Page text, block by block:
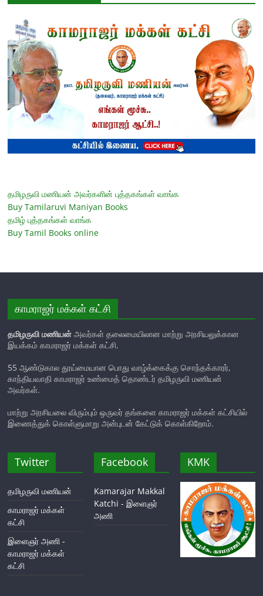
தமிழருவி மணியன் அவர்களின் புத்தகங்கள் வாங்க
Buy Tamilaruvi Maniyan Books
தமிழ் புத்தகங்கள் வாங்க
Buy Tamil Books online
காமராஜர் மக்கள் கட்சி
தமிழருவி மணியன் அவர்கள் தலைமையிலான மாற்று அரசியலுக்கான
இயக்கம் காமராஜர் மக்கள் கட்சி.
55 ஆண்டுகால தூய்மையான பொது வாழ்க்கைக்கு சொந்தக்காரர்,
காந்தியவாதி காமராஜர் உண்மைத் தொண்டர் தமிழருவி மணியன்
அவர்கள்.
மாற்று அரசியலை விரும்பும் ஒருவர் தங்களை காமராஜர் மக்கள் கட்சியில்
இணைத்துக் கொள்ளுமாறு அன்புடன் கேட்டுக் கொள்கிறோம்.
Twitter
தமிழருவி மணியன்
காமராஜர் மக்கள்
கட்சி
இளைஞர் அணி -
காமராஜர் மக்கள்
கட்சி
Facebook
Kamarajar Makkal
Katchi - இளைஞர்
அணி
KMK